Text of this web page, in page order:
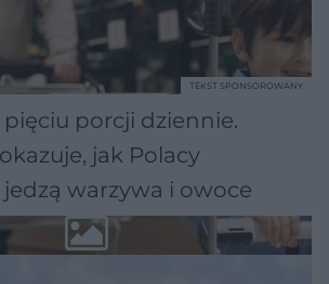
porcji dziennie.
jak Polacy
warzywa i owoce
TEKST SPONSOROWANY